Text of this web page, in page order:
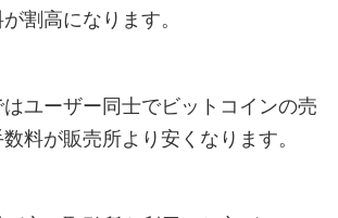
割高になります。
ユーザー同士でビットコインの売
料が販売所より安くなります。